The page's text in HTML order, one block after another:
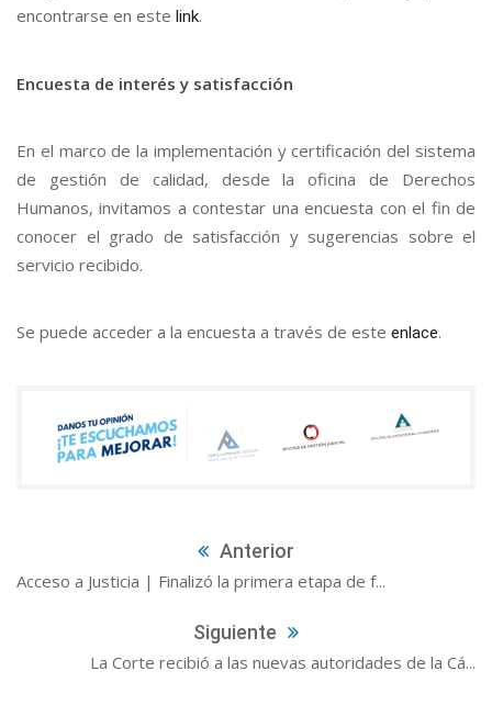
encontrarse en este link.
Encuesta de interés y satisfacción
En el marco de la implementación y certificación del sistema
de gestión de calidad, desde la oficina de Derechos
Humanos, invitamos a contestar una encuesta con el fin de
conocer el grado de satisfacción y sugerencias sobre el
servicio recibido.
Se puede acceder a la encuesta a través de este enlace.
Anterior
Acceso a Justicia | Finalizó la primera etapa de f...
Siguiente
La Corte recibió a las nuevas autoridades de la Cá...